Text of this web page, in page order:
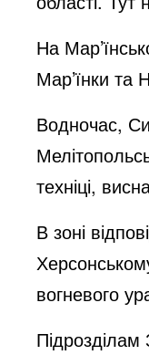
На
Мар’їнки та
Водночас,
техніці,
В зоні
вогневого